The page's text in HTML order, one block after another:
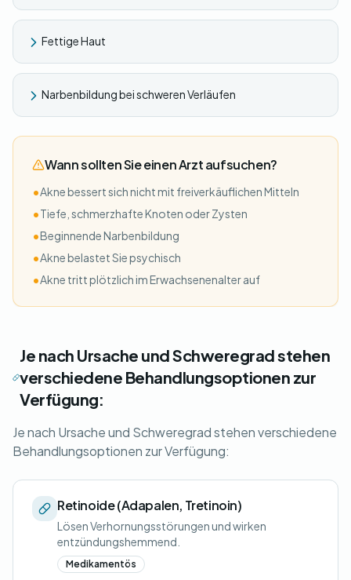
Fettige Haut
Narbenbildung bei schweren Verläufen
Wann sollten Sie einen Arzt aufsuchen?
•Akne bessert sich nicht mit freiverkäuflichen Mitteln
•Tiefe, schmerzhafte Knoten oder Zysten
•Beginnende Narbenbildung
•Akne belastet Sie psychisch
•Akne tritt plötzlich im Erwachsenenalter auf
Je nach Ursache und Schweregrad stehen
verschiedene Behandlungsoptionen zur
Verfügung:
Je nach Ursache und Schweregrad stehen verschiedene
Behandlungsoptionen zur Verfügung:
Retinoide (Adapalen, Tretinoin)
Lösen Verhornungsstörungen und wirken
entzündungshemmend.
Medikamentös